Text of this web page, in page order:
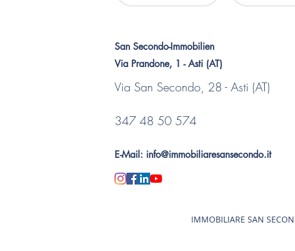
San Secondo-Immobilien
Via Prandone, 1 - Asti (AT)
Via San Secondo, 28 - Asti (AT)
347 48 50 574
E-Mail: info@immobiliaresansecondo.it
IMMOBILIARE SAN